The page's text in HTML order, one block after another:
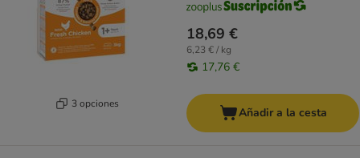
3 opciones
18,69 €
6,23 € / kg
17,76 €
Añadir a la cesta